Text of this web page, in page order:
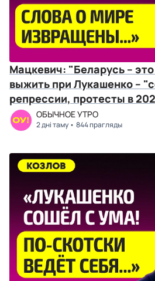
Мацкевич: "Беларусь –
выжить при Лукашенко –
репрессии, протесты в
ОБЫЧНОЕ УТРО
2 дні таму 844 прагляды